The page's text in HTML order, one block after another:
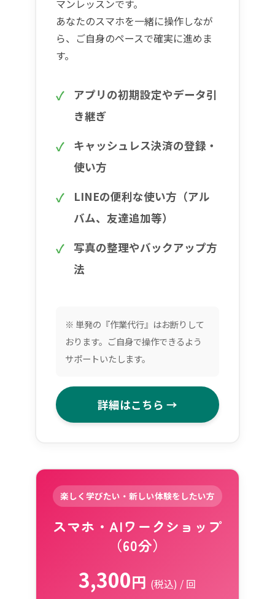
マンレッスンです。
あなたのスマホを一緒に操作しなが
ら、ご自身のペースで確実に進めま
す。
アプリの初期設定やデータ引
き継ぎ
キャッシュレス決済の登録・
使い方
LINEの便利な使い方（アル
バム、友達追加等）
写真の整理やバックアップ方
法
※ 単発の『作業代行』はお断りして
おります。ご自身で操作できるよう
サポートいたします。
詳細はこちら →
楽しく学びたい・新しい体験をしたい方
スマホ・AIワークショップ
（60分）
3,300円 (税込) / 回